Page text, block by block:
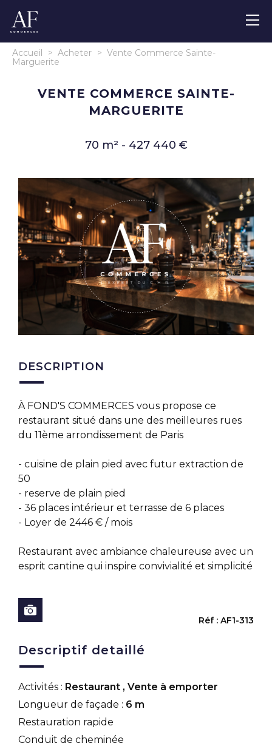
Accueil > Acheter > Vente Commerce Sainte-
Marguerite
VENTE COMMERCE SAINTE-
MARGUERITE
70 m² - 427 440 €
DESCRIPTION
À FOND'S COMMERCES vous propose ce
restaurant situé dans une des meilleures rues
du 11ème arrondissement de Paris
- cuisine de plain pied avec futur extraction de
50
- reserve de plain pied
- 36 places intérieur et terrasse de 6 places
- Loyer de 2446 € / mois
Restaurant avec ambiance chaleureuse avec un
esprit cantine qui inspire convivialité et simplicité
Réf : AF1-313
Descriptif detaillé
Activités : Restaurant , Vente à emporter
Longueur de façade : 6 m
Restauration rapide
Conduit de cheminée